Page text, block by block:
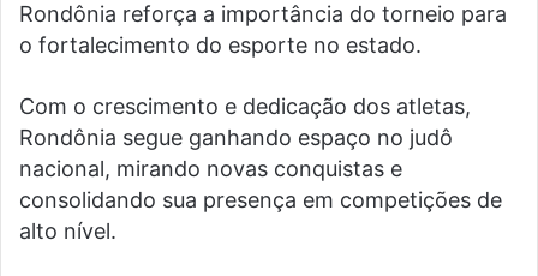
Rondônia reforça a importância do torneio para
o fortalecimento do esporte no estado.
Com o crescimento e dedicação dos atletas,
Rondônia segue ganhando espaço no judô
nacional, mirando novas conquistas e
consolidando sua presença em competições de
alto nível.